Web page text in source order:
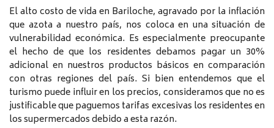
El alto costo de vida en Bariloche, agravado por la inflación
que azota a nuestro país, nos coloca en una situación de
vulnerabilidad económica. Es especialmente preocupante
el hecho de que los residentes debamos pagar un 30%
adicional en nuestros productos básicos en comparación
con otras regiones del país. Si bien entendemos que el
turismo puede influir en los precios, consideramos que no es
justificable que paguemos tarifas excesivas los residentes en
los supermercados debido a esta razón.